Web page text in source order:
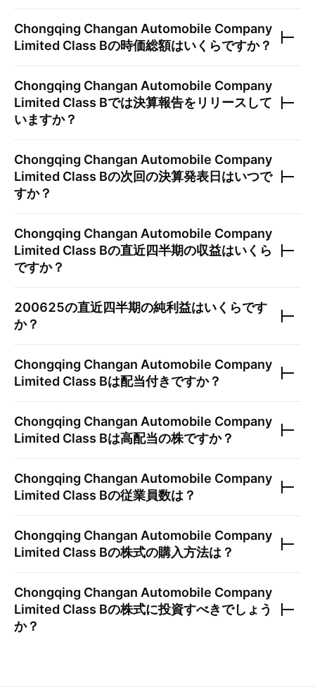
Chongqing Changan Automobile Company
Limited Class Bの時価総額はいくらですか？
Chongqing Changan Automobile Company
Limited Class Bでは決算報告をリリースして
いますか？
Chongqing Changan Automobile Company
Limited Class Bの次回の決算発表日はいつで
すか？
Chongqing Changan Automobile Company
Limited Class Bの直近四半期の収益はいくら
ですか？
200625の直近四半期の純利益はいくらです
か？
Chongqing Changan Automobile Company
Limited Class Bは配当付きですか？
Chongqing Changan Automobile Company
Limited Class Bは高配当の株ですか？
Chongqing Changan Automobile Company
Limited Class Bの従業員数は？
Chongqing Changan Automobile Company
Limited Class Bの株式の購入方法は？
Chongqing Changan Automobile Company
Limited Class Bの株式に投資すべきでしょう
か？